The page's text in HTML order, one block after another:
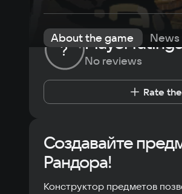
About the game News
? Player ratings
No reviews
Rate
Создавайте
Рандора!
Конструктор предметов